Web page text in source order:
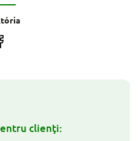
clienţi: